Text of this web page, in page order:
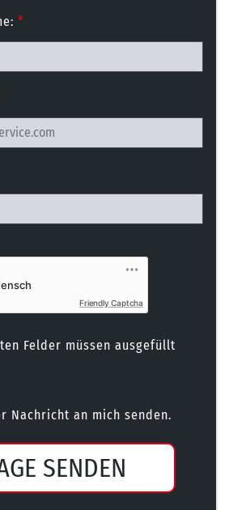
*
Friendly Captcha
Felder müssen ausgefüllt
Nachricht an mich senden.
SENDEN